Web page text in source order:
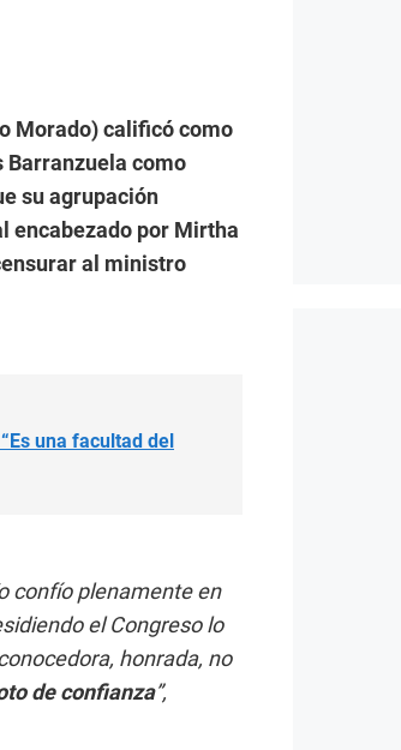
Morado) calificó como
Barranzuela como
su agrupación
encabezado por Mirtha
al ministro
una facultad del
confío plenamente en
el Congreso lo
honrada, no
de confianza”,